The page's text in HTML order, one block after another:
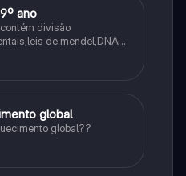
ano
divisão
de mendel,DNA e
global
global??